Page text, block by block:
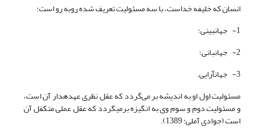
انسان که خلیفه خداست، با سه مسئولیت تعریف شده روبه رو است:
1- جهان­بینی؛
2- جهان­بانی؛
3- جهان­آرایی.
مسئولیت اول او به اندیشه بر می‌گردد که عقل نظری عهده­دار آن است،
و مسئولیت دوم و سوم وی به انگیزه برمی­گردد که عقل عملی متکفل آن
است (جوادی آملی: 1389).